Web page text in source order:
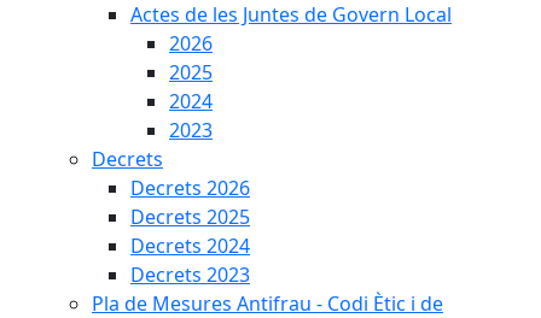
Actes de les Juntes de Govern Local
2026
2025
2024
2023
Decrets
Decrets 2026
Decrets 2025
Decrets 2024
Decrets 2023
Pla de Mesures Antifrau - Codi Ètic i de